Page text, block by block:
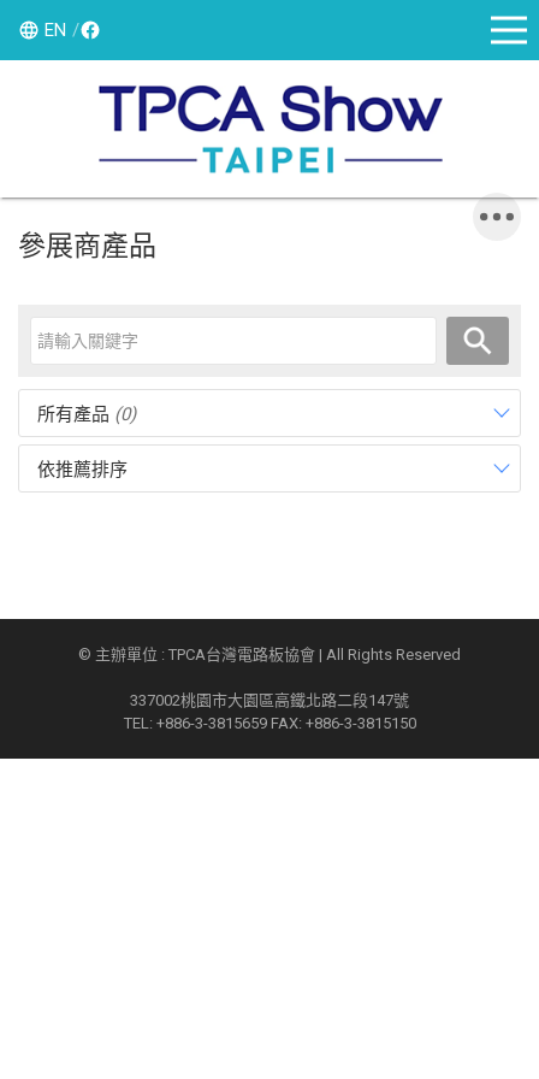
EN
參展商產品
所有產品 (0)
依推薦排序
© 主辦單位 : TPCA台灣電路板協會 | All Rights Reserved
337002桃園市大園區高鐵北路二段147號
TEL: +886-3-3815659 FAX: +886-3-3815150